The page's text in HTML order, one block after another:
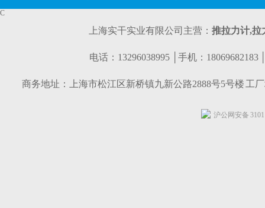
C
上海实干实业有限公司主营： 推拉力计,拉
电话：13296038995 │手机：
商务地址：上海市松江区新桥镇九新公路2888号5号楼 工
沪公网安备